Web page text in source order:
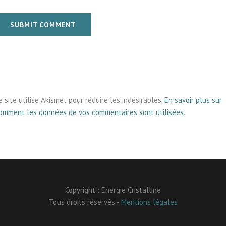
SUBMIT COMMENT
site utilise Akismet pour réduire les indésirables. En savoir plus sur
les données de vos commentaires sont utilisées.
Copyright : Energie Cristalline
Tous droits réservés - Mentions légales